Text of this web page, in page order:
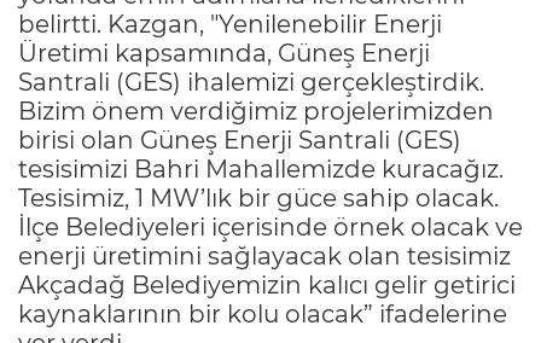
belirtti. Kazgan, "Yenilenebilir Enerji
Üretimi kapsamında, Güneş Enerji
Santrali (GES) ihalemizi gerçekleştirdik.
Bizim önem verdiğimiz projelerimizden
birisi olan Güneş Enerji Santrali (GES)
tesisimizi Bahri Mahallemizde kuracağız.
Tesisimiz, 1 MW’lık bir güce sahip olacak.
İlçe Belediyeleri içerisinde örnek olacak ve
enerji üretimini sağlayacak olan tesisimiz
Akçadağ Belediyemizin kalıcı gelir getirici
kaynaklarının bir kolu olacak” ifadelerine